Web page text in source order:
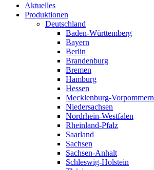
Aktuelles
Produktionen
Deutschland
Baden-Württemberg
Bayern
Berlin
Brandenburg
Bremen
Hamburg
Hessen
Mecklenburg-Vorpommern
Niedersachsen
Nordrhein-Westfalen
Rheinland-Pfalz
Saarland
Sachsen
Sachsen-Anhalt
Schleswig-Holstein